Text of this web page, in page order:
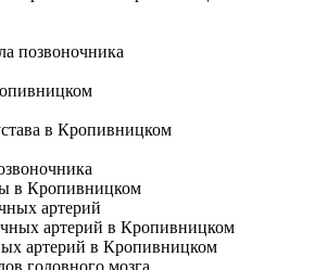
позвоночника
в Кропивницком
в Кропивницком
артерий
артерий в Кропивницком
артерий в Кропивницком
головного мозга